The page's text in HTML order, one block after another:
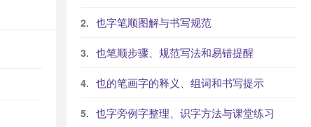
也字笔顺图解与书写规范
也笔顺步骤、规范写法和易错提醒
也的笔画字的释义、组词和书写提示
也字旁例字整理、识字方法与课堂练习